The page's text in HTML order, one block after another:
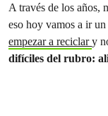
A través de los años,
eso hoy vamos a ir un
empezar a reciclary
difíciles del rubro: